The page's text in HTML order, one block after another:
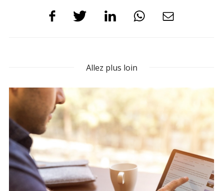
Allez plus loin